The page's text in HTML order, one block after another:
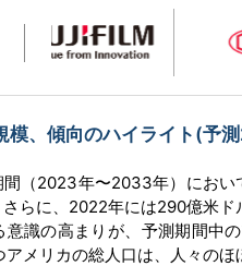
模、傾向のハイライト(予
（2023年〜2033年）にお
らに、2022年には290億米
識の高まりが、予測期間中
メリカの総人口は、人々のほ